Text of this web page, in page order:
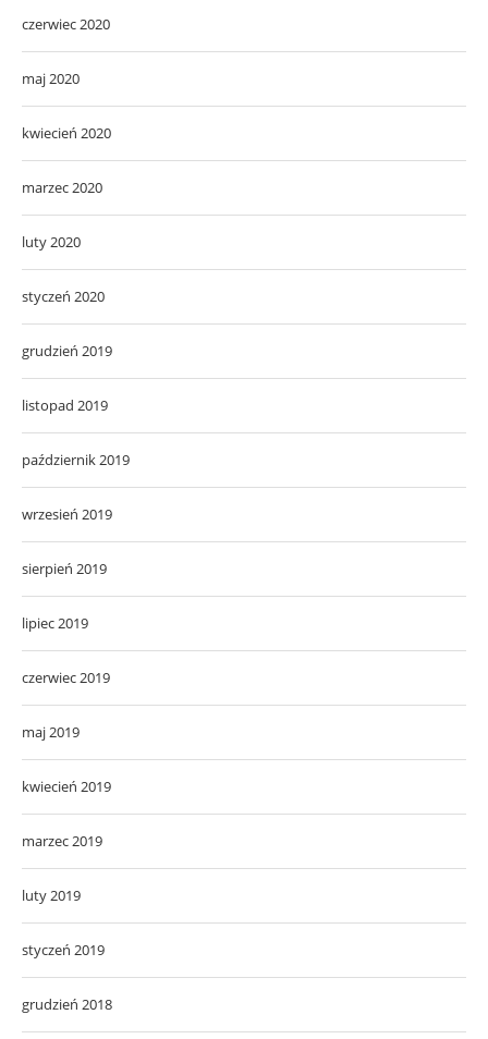
czerwiec 2020
maj 2020
kwiecień 2020
marzec 2020
luty 2020
styczeń 2020
grudzień 2019
listopad 2019
październik 2019
wrzesień 2019
sierpień 2019
lipiec 2019
czerwiec 2019
maj 2019
kwiecień 2019
marzec 2019
luty 2019
styczeń 2019
grudzień 2018